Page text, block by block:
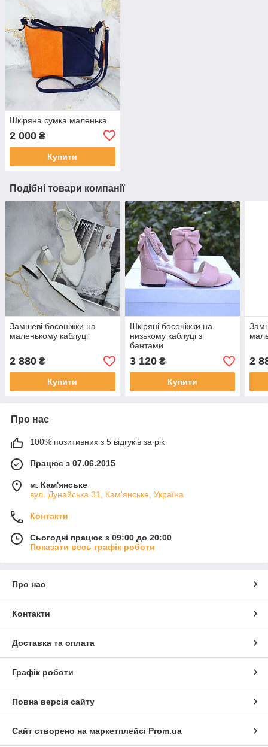
Шкіряна сумка маленька
2 000 ₴
Купити
Подібні товари компанії
Замшеві босоніжки на
маленькому каблуці
2 880 ₴
Купити
Шкіряні босоніжки на
низькому каблуці з
бантами
3 120₴
Купити
2
Про нас
100% позитивних з 5 відгуків за рік
Працює з 07.06.2015
м. Кам'янське
вул. Дунайська 31, Кам'янське, Україна
Контакти
Сьогодні працює з 09:00 до 20:00
Показати весь графік роботи
Про нас
Контакти
Доставка та оплата
Графік роботи
Повна версія сайту
Сайт створено на маркетплейсі Prom.ua